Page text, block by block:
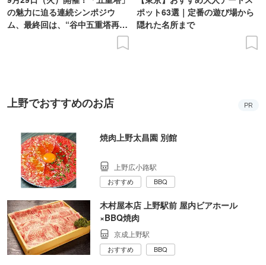
の魅力に迫る連続シンポジウ
ム、最終回は、“谷中五重塔再建
ポット63選｜定番の遊び場から
隠れた名所まで
上野でおすすめのお店 PR
焼肉上野太昌園 別館
上野広小路駅
おすすめ BBQ
木村屋本店 上野駅前 屋内ビアホール
×BBQ焼肉
京成上野駅
おすすめ BBQ